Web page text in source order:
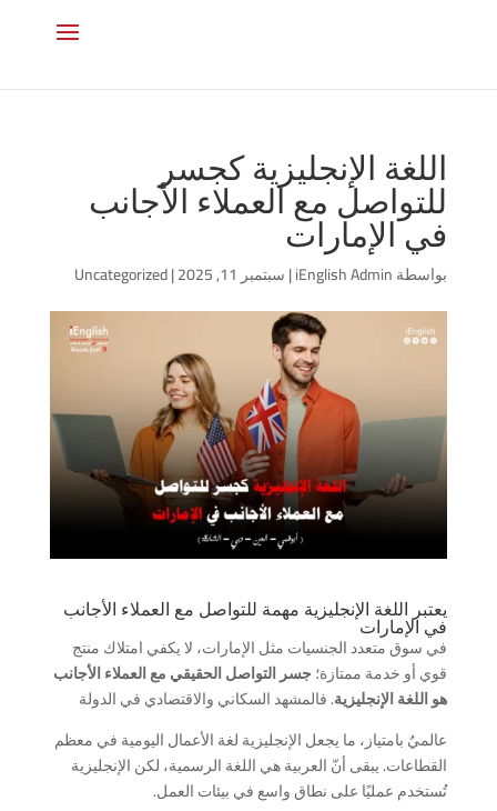
اللغة الإنجليزية كجسر
للتواصل مع العملاء الأجانب
في الإمارات
بواسطةiEnglish Admin
|سبتمبر 11, 2025 |
Uncategorized
يعتبر اللغة الإنجليزية مهمة للتواصل مع العملاء الأجانب
في الإمارات
في سوق متعدد الجنسيات مثل الإمارات، لا يكفي امتلاك منتج
قوي أو خدمة ممتازة؛جسر التواصل الحقيقي مع العملاء الأجانب
هو اللغة الإنجليزية. فالمشهد السكاني والاقتصادي في الدولة
عالميٌ بامتياز، ما يجعل الإنجليزية لغة الأعمال اليومية في معظم
القطاعات. يبقى أنّ العربية هي اللغة الرسمية، لكن الإنجليزية
تُستخدم عمليًا على نطاق واسع في بيئات العمل.